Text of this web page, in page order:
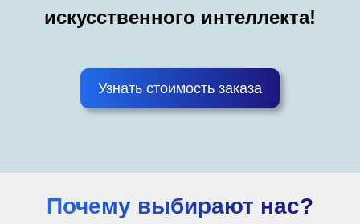
искусственного интеллекта!
Узнать стоимость заказа
Почему выбирают нас?